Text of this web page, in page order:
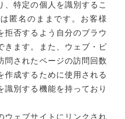
、特定の個人を識別するこ
匿名のままです。お客様
拒否するよう自分のブラウ
きます。また、ウェブ・ビ
問されたページの訪問回数
作成するために使用される
識別する機能を持っており
ウェブサイトにリンクされ